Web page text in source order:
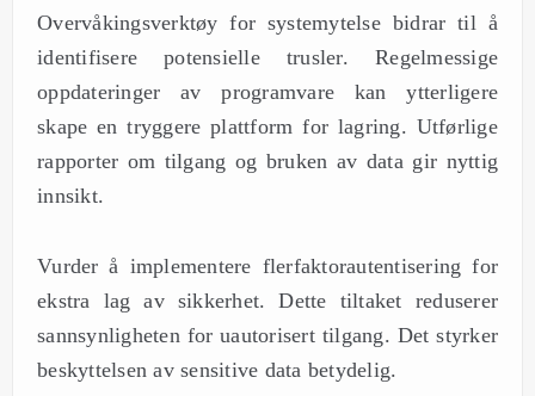
Overvåkingsverktøy for systemytelse bidrar til å
identifisere potensielle trusler. Regelmessige
oppdateringer av programvare kan ytterligere
skape en tryggere plattform for lagring. Utførlige
rapporter om tilgang og bruken av data gir nyttig
innsikt.
Vurder å implementere flerfaktorautentisering for
ekstra lag av sikkerhet. Dette tiltaket reduserer
sannsynligheten for uautorisert tilgang. Det styrker
beskyttelsen av sensitive data betydelig.